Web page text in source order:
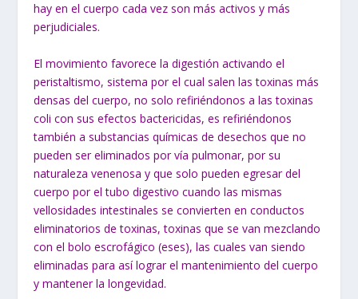
hay en el cuerpo cada vez son más activos y más
perjudiciales.
El movimiento favorece la digestión activando el
peristaltismo, sistema por el cual salen las toxinas más
densas del cuerpo, no solo refiriéndonos a las toxinas
coli con sus efectos bactericidas, es refiriéndonos
también a substancias químicas de desechos que no
pueden ser eliminados por vía pulmonar, por su
naturaleza venenosa y que solo pueden egresar del
cuerpo por el tubo digestivo cuando las mismas
vellosidades intestinales se convierten en conductos
eliminatorios de toxinas, toxinas que se van mezclando
con el bolo escrofágico (eses), las cuales van siendo
eliminadas para así lograr el mantenimiento del cuerpo
y mantener la longevidad.